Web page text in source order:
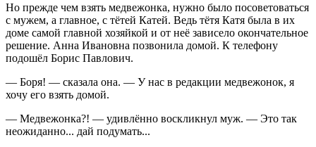
Но прежде чем взять медвежонка, нужно было посоветоваться
с мужем, а главное, с тётей Катей. Ведь тётя Катя была в их
доме самой главной хозяйкой и от неё зависело окончательное
решение. Анна Ивановна позвонила домой. К телефону
подошёл Борис Павлович.
— Боря! — сказала она. — У нас в редакции медвежонок, я
хочу его взять домой.
— Медвежонка?! — удивлённо воскликнул муж. — Это так
неожиданно... дай подумать...